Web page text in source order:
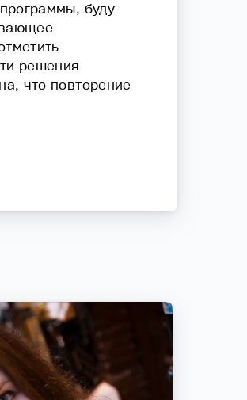
буду
решения
что повторение